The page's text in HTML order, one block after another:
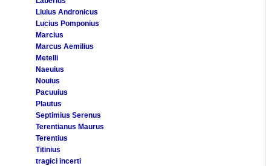
Liuius Andronicus
Lucius Pomponius
Marcius
Marcus Aemilius
Metelli
Naeuius
Nouius
Pacuuius
Plautus
Septimius Serenus
Terentianus Maurus
Terentius
Titinius
tragici incerti